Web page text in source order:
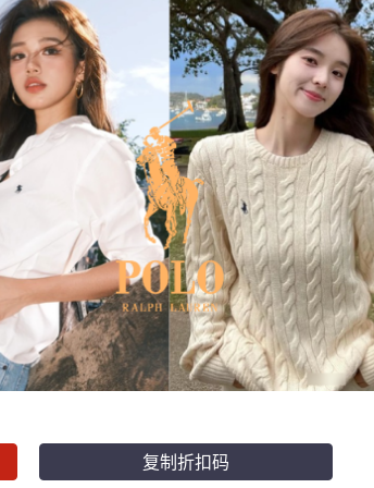
复制折扣码